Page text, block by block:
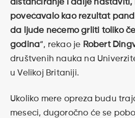
distanciranje i dalje nastaviti,
povećavalo kao rezultat
da ljude nećemo grliti toliko
godina“, rekao je Robert
društvenih nauka na
u Velikoj Britaniji.
Ukoliko mere opreza budu
meseci, dugoročno će se